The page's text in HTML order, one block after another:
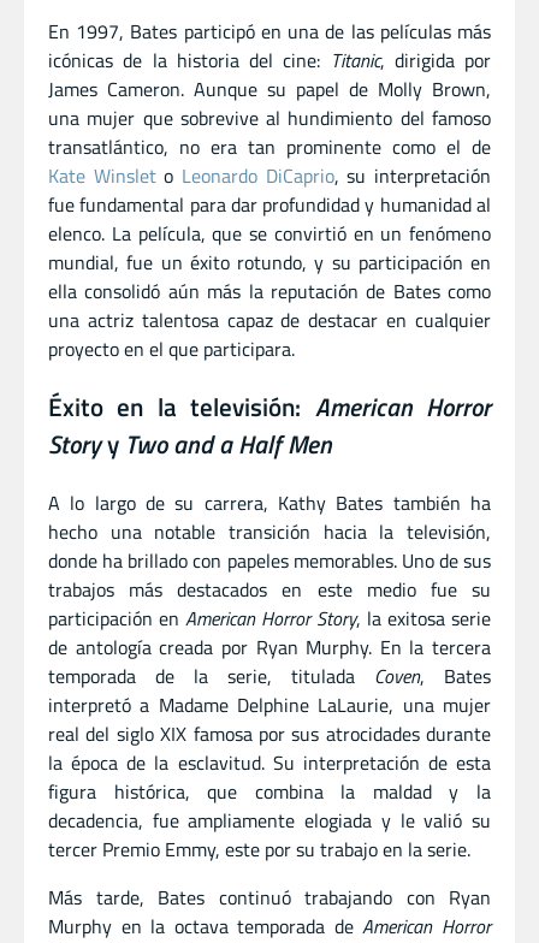
En 1997, Bates participó en una de las películas más
icónicas de la historia del cine: Titanic, dirigida por
James Cameron. Aunque su papel de Molly Brown,
una mujer que sobrevive al hundimiento del famoso
transatlántico, no era tan prominente como el de
Kate Winsleto Leonardo DiCaprio, su interpretación
fue fundamental para dar profundidad y humanidad al
elenco. La película, que se convirtió en un fenómeno
mundial, fue un éxito rotundo, y su participación en
ella consolidó aún más la reputación de Bates como
una actriz talentosa capaz de destacar en cualquier
proyecto en el que participara.
Éxito en la televisión: American Horror
Storyy Two and a Half Men
A lo largo de su carrera, Kathy Bates también ha
hecho una notable transición hacia la televisión,
donde ha brillado con papeles memorables. Uno de sus
trabajos más destacados en este medio fue su
participación en American Horror Story, la exitosa serie
de antología creada por Ryan Murphy. En la tercera
temporada de la serie, titulada Coven, Bates
interpretó a Madame Delphine LaLaurie, una mujer
real del siglo XIX famosa por sus atrocidades durante
la época de la esclavitud. Su interpretación de esta
figura histórica, que combina la maldad y la
decadencia, fue ampliamente elogiada y le valió su
tercer Premio Emmy, este por su trabajo en la serie.
Más tarde, Bates continuó trabajando con Ryan
Murphy en la octava temporada deAmerican Horror